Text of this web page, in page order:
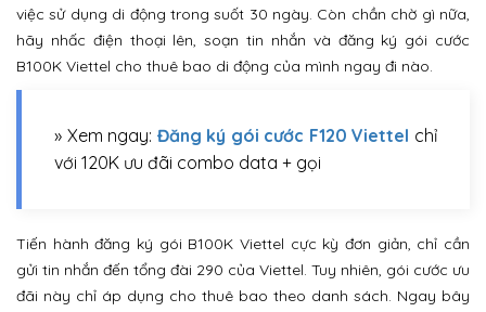
việc sử dụng di động trong suốt 30 ngày. Còn chần chờ gì nữa,
hãy nhấc điện thoại lên, soạn tin nhắn và đăng ký gói cước
B100K Viettel cho thuê bao di động của mình ngay đi nào.
» Xem ngay: Đăng ký gói cước F120 Viettel chỉ
với 120K ưu đãi combo data + gọi
Tiến hành đăng ký gói B100K Viettel cực kỳ đơn giản, chỉ cần
gửi tin nhắn đến tổng đài 290 của Viettel. Tuy nhiên, gói cước ưu
đãi này chỉ áp dụng cho thuê bao theo danh sách. Ngay bây